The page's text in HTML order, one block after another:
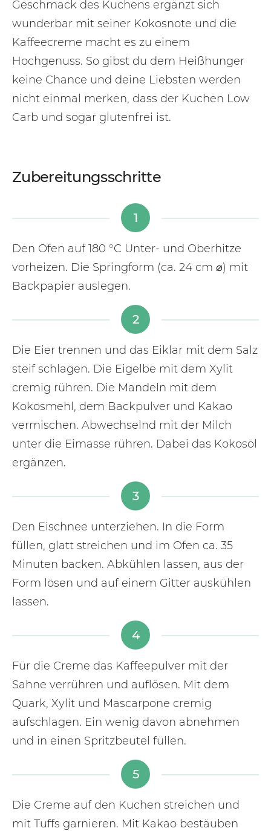
Geschmack des Kuchens ergänzt sich
wunderbar mit seiner Kokosnote und die
Kaffeecreme macht es zu einem
Hochgenuss. So gibst du dem Heißhunger
keine Chance und deine Liebsten werden
nicht einmal merken, dass der Kuchen Low
Carb und sogar glutenfrei ist.
Zubereitungsschritte
1
Den Ofen auf 180 °C Unter- und Oberhitze
vorheizen. Die Springform (ca. 24 cm ⌀) mit
Backpapier auslegen.
2
Die Eier trennen und das Eiklar mit dem Salz
steif schlagen. Die Eigelbe mit dem Xylit
cremig rühren. Die Mandeln mit dem
Kokosmehl, dem Backpulver und Kakao
vermischen. Abwechselnd mit der Milch
unter die Eimasse rühren. Dabei das Kokosöl
ergänzen.
3
Den Eischnee unterziehen. In die Form
füllen, glatt streichen und im Ofen ca. 35
Minuten backen. Abkühlen lassen, aus der
Form lösen und auf einem Gitter auskühlen
lassen.
4
Für die Creme das Kaffeepulver mit der
Sahne verrühren und auflösen. Mit dem
Quark, Xylit und Mascarpone cremig
aufschlagen. Ein wenig davon abnehmen
und in einen Spritzbeutel füllen.
5
Die Creme auf den Kuchen streichen und
mit Tuffs garnieren. Mit Kakao bestäuben